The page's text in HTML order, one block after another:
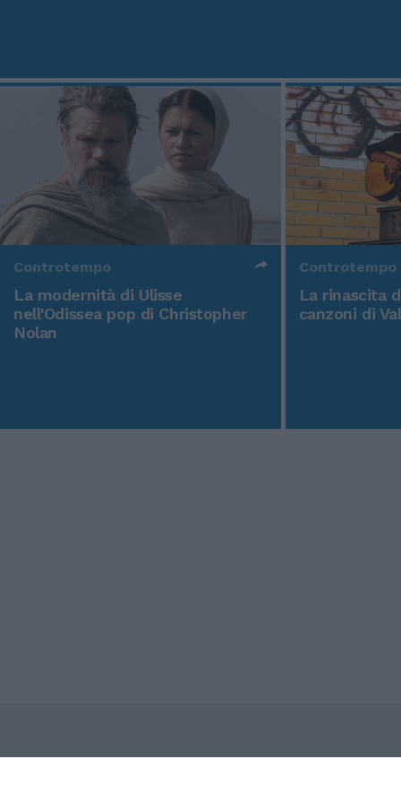
Controtempo
La modernità di Ulisse
nell'Odissea pop di Christopher
Nolan
Controtempo
La rinascita
canzoni di